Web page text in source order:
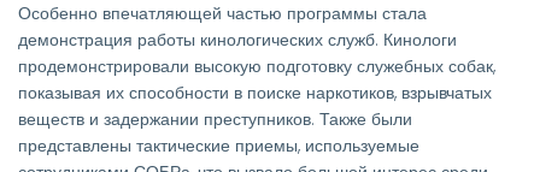
Особенно впечатляющей частью программы стала
демонстрация работы кинологических служб. Кинологи
продемонстрировали высокую подготовку служебных собак,
показывая их способности в поиске наркотиков, взрывчатых
веществ и задержании преступников. Также были
представлены тактические приемы, используемые